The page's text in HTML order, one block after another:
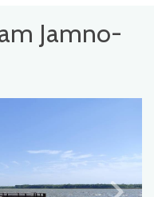
Jamno-